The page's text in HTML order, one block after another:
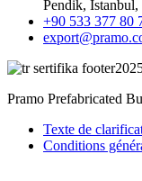
Pendik, Istanbul,
+90 533 377 80
Pramo Prefabricated
Texte de
Conditions